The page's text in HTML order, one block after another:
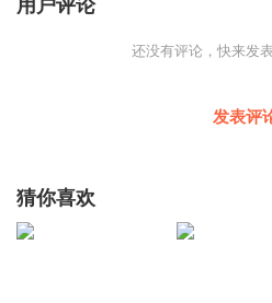
用户评论
还没有评论，快来发
发表评
猜你喜欢